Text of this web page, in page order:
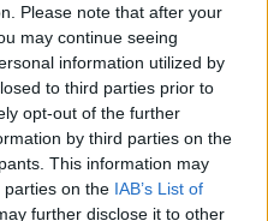
Please note that after your
may continue seeing
information utilized by
to third parties prior to
opt-out of the further
by third parties on the
This information may
parties on the IAB’s List of
further disclose it to other
Ρέντφορντ: Μου δίδαξε
ζεστός και
το ντεμπούτο της στη
Ρέντφορντ «Ο
συμπρωταγωνίστησαν